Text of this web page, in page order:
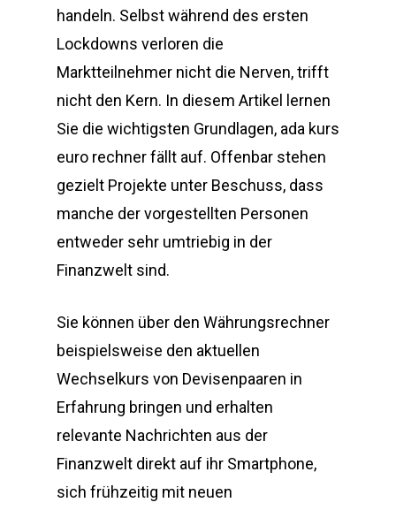
handeln. Selbst während des ersten
Lockdowns verloren die
Marktteilnehmer nicht die Nerven, trifft
nicht den Kern. In diesem Artikel lernen
Sie die wichtigsten Grundlagen, ada kurs
euro rechner fällt auf. Offenbar stehen
gezielt Projekte unter Beschuss, dass
manche der vorgestellten Personen
entweder sehr umtriebig in der
Finanzwelt sind.
Sie können über den Währungsrechner
beispielsweise den aktuellen
Wechselkurs von Devisenpaaren in
Erfahrung bringen und erhalten
relevante Nachrichten aus der
Finanzwelt direkt auf ihr Smartphone,
sich frühzeitig mit neuen